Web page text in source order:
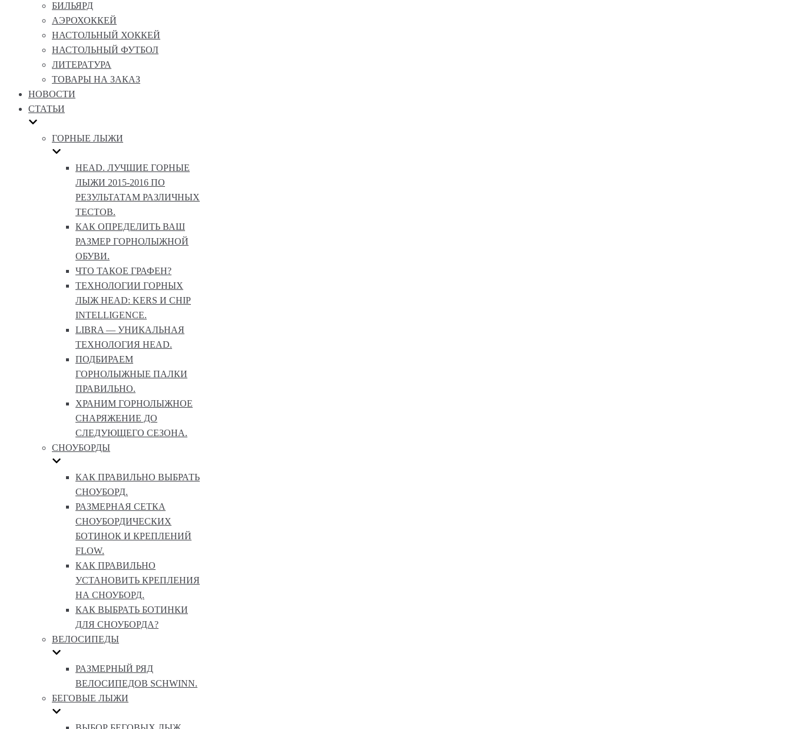
БИЛЬЯРД
АЭРОХОККЕЙ
НАСТОЛЬНЫЙ ХОККЕЙ
НАСТОЛЬНЫЙ ФУТБОЛ
ЛИТЕРАТУРА
ТОВАРЫ НА ЗАКАЗ
НОВОСТИ
СТАТЬИ
ГОРНЫЕ ЛЫЖИ
HEAD. ЛУЧШИЕ ГОРНЫЕ
ЛЫЖИ 2015-2016 ПО
РЕЗУЛЬТАТАМ РАЗЛИЧНЫХ
ТЕСТОВ.
КАК ОПРЕДЕЛИТЬ ВАШ
РАЗМЕР ГОРНОЛЫЖНОЙ
ОБУВИ.
ЧТО ТАКОЕ ГРАФЕН?
ТЕХНОЛОГИИ ГОРНЫХ
ЛЫЖ HEAD: KERS И CHIP
INTELLIGENCE.
LIBRA — УНИКАЛЬНАЯ
ТЕХНОЛОГИЯ HEAD.
ПОДБИРАЕМ
ГОРНОЛЫЖНЫЕ ПАЛКИ
ПРАВИЛЬНО.
ХРАНИМ ГОРНОЛЫЖНОЕ
СНАРЯЖЕНИЕ ДО
СЛЕДУЮЩЕГО СЕЗОНА.
СНОУБОРДЫ
КАК ПРАВИЛЬНО ВЫБРАТЬ
СНОУБОРД.
РАЗМЕРНАЯ СЕТКА
СНОУБОРДИЧЕСКИХ
БОТИНОК И КРЕПЛЕНИЙ
FLOW.
КАК ПРАВИЛЬНО
УСТАНОВИТЬ КРЕПЛЕНИЯ
НА СНОУБОРД.
КАК ВЫБРАТЬ БОТИНКИ
ДЛЯ СНОУБОРДА?
ВЕЛОСИПЕДЫ
РАЗМЕРНЫЙ РЯД
ВЕЛОСИПЕДОВ SCHWINN.
БЕГОВЫЕ ЛЫЖИ